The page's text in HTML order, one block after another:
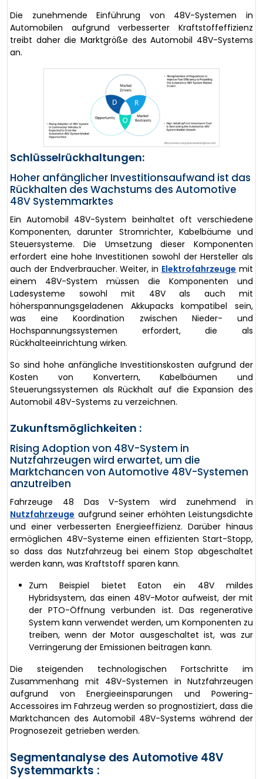
Die zunehmende Einführung von 48V-Systemen in
Automobilen aufgrund verbesserter Kraftstoffeffizienz
treibt daher die Marktgröße des Automobil 48V-Systems
an.
Schlüsselrückhaltungen:
Hoher anfänglicher Investitionsaufwand ist das
Rückhalten des Wachstums des Automotive
48V Systemmarktes
Ein Automobil 48V-System beinhaltet oft verschiedene
Komponenten, darunter Stromrichter, Kabelbäume und
Steuersysteme. Die Umsetzung dieser Komponenten
erfordert eine hohe Investitionen sowohl der Hersteller als
auch der Endverbraucher. Weiter, in Elektrofahrzeuge mit
einem 48V-System müssen die Komponenten und
Ladesysteme sowohl mit 48V als auch mit
höherspannungsgeladenen Akkupacks kompatibel sein,
was eine Koordination zwischen Nieder- und
Hochspannungssystemen erfordert, die als
Rückhalteeinrichtung wirken.
So sind hohe anfängliche Investitionskosten aufgrund der
Kosten von Konvertern, Kabelbäumen und
Steuerungssystemen als Rückhalt auf die Expansion des
Automobil 48V-Systems zu verzeichnen.
Zukunftsmöglichkeiten :
Rising Adoption von 48V-System in
Nutzfahrzeugen wird erwartet, um die
Marktchancen von Automotive 48V-Systemen
anzutreiben
Fahrzeuge 48 Das V-System wird zunehmend in
Nutzfahrzeuge aufgrund seiner erhöhten Leistungsdichte
und einer verbesserten Energieeffizienz. Darüber hinaus
ermöglichen 48V-Systeme einen effizienten Start-Stopp,
so dass das Nutzfahrzeug bei einem Stop abgeschaltet
werden kann, was Kraftstoff sparen kann.
Zum Beispiel bietet Eaton ein 48V mildes
Hybridsystem, das einen 48V-Motor aufweist, der mit
der PTO-Öffnung verbunden ist. Das regenerative
System kann verwendet werden, um Komponenten zu
treiben, wenn der Motor ausgeschaltet ist, was zur
Verringerung der Emissionen beitragen kann.
Die steigenden technologischen Fortschritte im
Zusammenhang mit 48V-Systemen in Nutzfahrzeugen
aufgrund von Energieeinsparungen und Powering-
Accessoires im Fahrzeug werden so prognostiziert, dass die
Marktchancen des Automobil 48V-Systems während der
Prognosezeit getrieben werden.
Segmentanalyse des Automotive 48V
Systemmarkts :